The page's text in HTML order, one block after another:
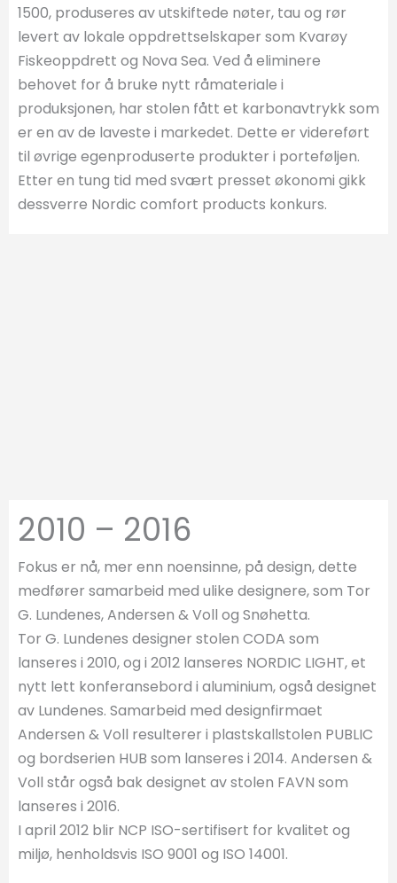
1500, produseres av utskiftede nøter, tau og rør
levert av lokale oppdrettselskaper som Kvarøy
Fiskeoppdrett og Nova Sea. Ved å eliminere
behovet for å bruke nytt råmateriale i
produksjonen, har stolen fått et karbonavtrykk som
er en av de laveste i markedet. Dette er videreført
til øvrige egenproduserte produkter i porteføljen.
Etter en tung tid med svært presset økonomi gikk
dessverre Nordic comfort products konkurs.
2010 – 2016
Fokus er nå, mer enn noensinne, på design, dette
medfører samarbeid med ulike designere, som Tor
G. Lundenes, Andersen & Voll og Snøhetta.
Tor G. Lundenes designer stolen CODA som
lanseres i 2010, og i 2012 lanseres NORDIC LIGHT, et
nytt lett konferansebord i aluminium, også designet
av Lundenes. Samarbeid med designfirmaet
Andersen & Voll resulterer i plastskallstolen PUBLIC
og bordserien HUB som lanseres i 2014. Andersen &
Voll står også bak designet av stolen FAVN som
lanseres i 2016.
I april 2012 blir NCP ISO-sertifisert for kvalitet og
miljø, henholdsvis ISO 9001 og ISO 14001.